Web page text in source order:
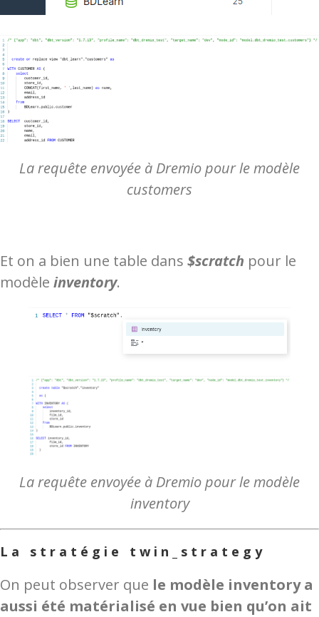
La requête envoyée à Dremio pour le modèle
customers
Et on a bien une table dans $scratch pour le
modèle inventory.
La requête envoyée à Dremio pour le modèle
inventory
La stratégie twin_strategy
On peut observer que le modèle inventory a
aussi été matérialisé en vue bien qu’on ait